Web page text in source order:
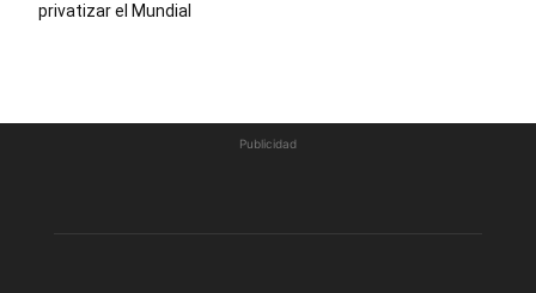
privatizar el Mundial
Publicidad